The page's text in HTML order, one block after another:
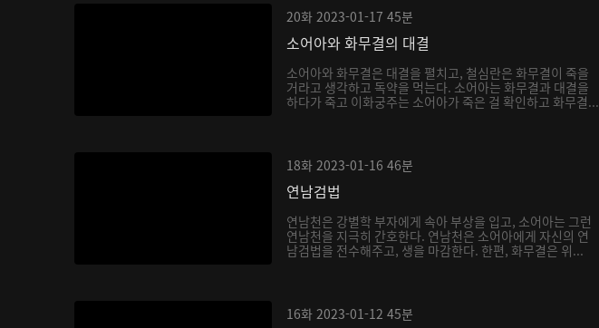
20화 2023-01-17 45분
소어아와 화무결의 대결
소어아와 화무결은 대결을 펼치고, 철심란은 화무결이 죽을
거라고 생각하고 독약을 먹는다. 소어아는 화무결과 대결을
하다가 죽고 이화궁주는 소어아가 죽은 걸 확인하고 화무결...
18화 2023-01-16 46분
연남검법
연남천은 강별학 부자에게 속아 부상을 입고, 소어아는 그런
연남천을 지극히 간호한다. 연남천은 소어아에게 자신의 연
남검법을 전수해주고, 생을 마감한다. 한편, 화무결은 위...
16화 2023-01-12 45분